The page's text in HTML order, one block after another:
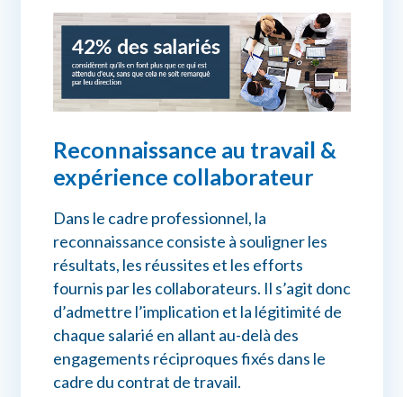
Reconnaissance au travail &
expérience collaborateur
Dans le cadre professionnel, la
reconnaissance consiste à souligner les
résultats, les réussites et les efforts
fournis par les collaborateurs. Il s’agit donc
d’admettre l’implication et la légitimité de
chaque salarié en allant au-delà des
engagements réciproques fixés dans le
cadre du contrat de travail.